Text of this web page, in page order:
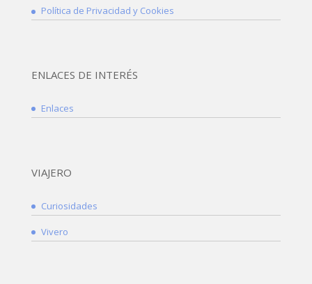
Política de Privacidad y Cookies
ENLACES DE INTERÉS
Enlaces
VIAJERO
Curiosidades
Vivero